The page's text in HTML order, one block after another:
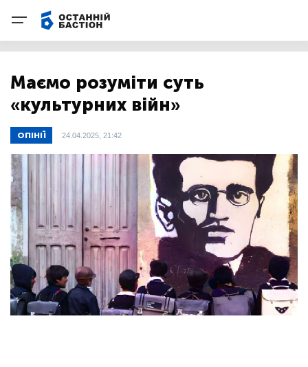
Маємо розуміти суть
«культурних війн»
ОПІНІЇ 24.04.2025, 21:42